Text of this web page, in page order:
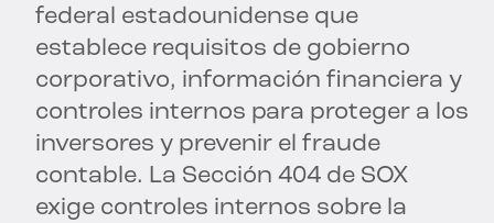
federal estadounidense que
establece requisitos de gobierno
corporativo, información financiera y
controles internos para proteger a los
inversores y prevenir el fraude
contable. La Sección 404 de SOX
exige controles internos sobre la